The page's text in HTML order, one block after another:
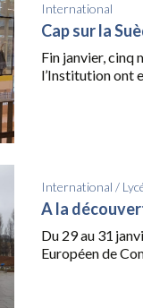
International
Cap sur la
Fin janvier, cinq
l’Institution ont
International /
A la
Du 29 au 31
Européen de